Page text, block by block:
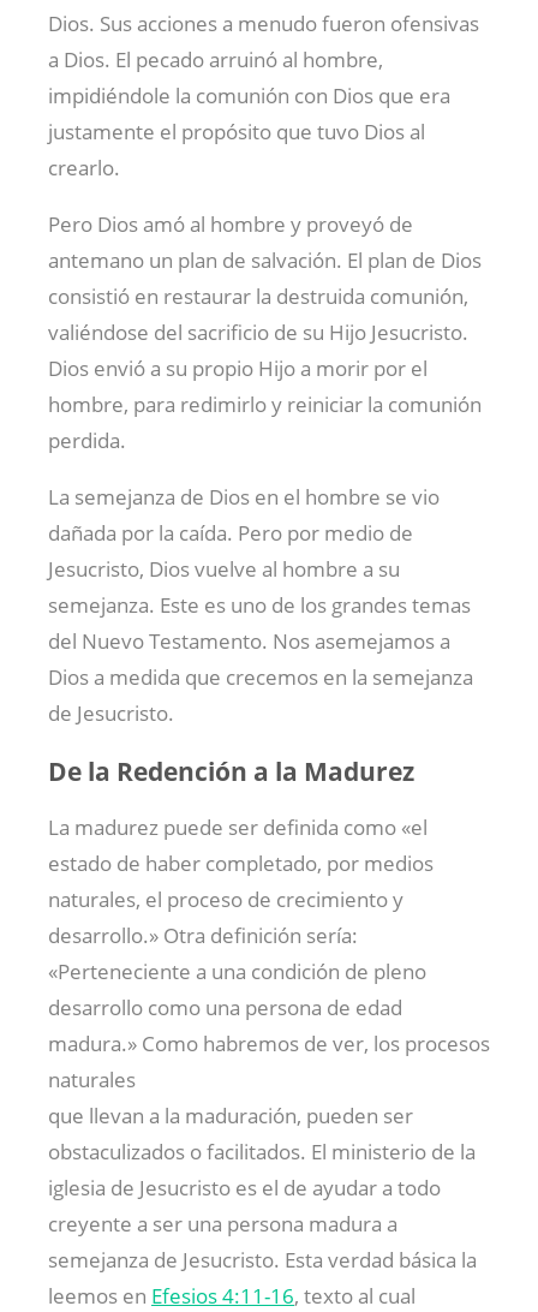
Dios. Sus acciones a menudo fueron ofensivas
a Dios. El pecado arruinó al hombre,
impidiéndole la comunión con Dios que era
justamente el propósito que tuvo Dios al
crearlo.
Pero Dios amó al hombre y proveyó de
antemano un plan de salvación. El plan de Dios
consistió en restaurar la destruida comunión,
valiéndose del sacrificio de su Hijo Jesucristo.
Dios envió a su propio Hijo a morir por el
hombre, para redimirlo y reiniciar la comunión
perdida.
La semejanza de Dios en el hombre se vio
dañada por la caída. Pero por medio de
Jesucristo, Dios vuelve al hombre a su
semejanza. Este es uno de los grandes temas
del Nuevo Testamento. Nos asemejamos a
Dios a medida que crecemos en la semejanza
de Jesucristo.
De la Redención a la Madurez
La madurez puede ser definida como «el
estado de haber completado, por medios
naturales, el proceso de crecimiento y
desarrollo.» Otra definición sería:
«Perteneciente a una condición de pleno
desarrollo como una persona de edad
madura.» Como habremos de ver, los procesos
naturales
que llevan a la maduración, pueden ser
obstaculizados o facilitados. El ministerio de la
iglesia de Jesucristo es el de ayudar a todo
creyente a ser una persona madura a
semejanza de Jesucristo. Esta verdad básica la
leemos en Efesios 4:11-16, texto al cual